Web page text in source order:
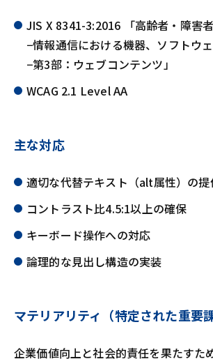
JIS X 8341-3:2016 「高齢者・障害
−情報通信における機器、ソフトウ
−第3部：ウェブコンテンツ」
WCAG 2.1 Level AA
主な対応
適切な代替テキスト（alt属性）の提
コントラスト比4.5:1以上の確保
キーボード操作への対応
論理的な見出し構造の実装
マテリアリティ（特定された重要課
企業価値向上と社会的責任を果たすた